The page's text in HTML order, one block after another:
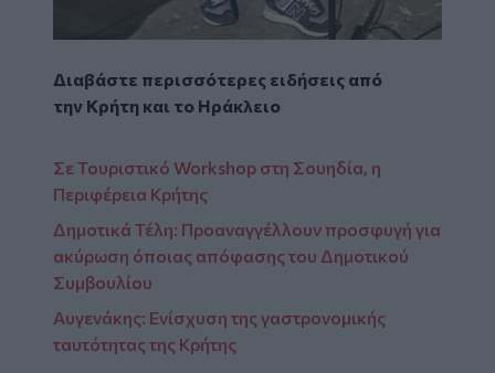
Διαβάστε περισσότερες ειδήσεις από
την Κρήτη και το Ηράκλειο
Σε Τουριστικό Workshop στη Σουηδία, η
Περιφέρεια Κρήτης
Δημοτικά Τέλη: Προαναγγέλλουν προσφυγή για
ακύρωση όποιας απόφασης του Δημοτικού
Συμβουλίου
Αυγενάκης: Ενίσχυση της γαστρονομικής
ταυτότητας της Κρήτης